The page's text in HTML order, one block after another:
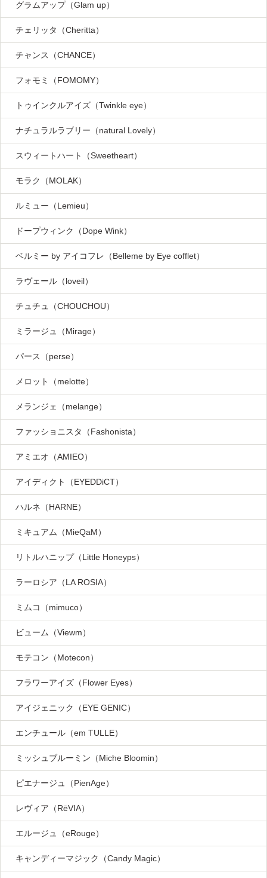
グラムアップ（Glam up）
チェリッタ（Cheritta）
チャンス（CHANCE）
フォモミ（FOMOMY）
トゥインクルアイズ（Twinkle eye）
ナチュラルラブリー（natural Lovely）
スウィートハート（Sweetheart）
モラク（MOLAK）
ルミュー（Lemieu）
ドープウィンク（Dope Wink）
ベルミー by アイコフレ（Belleme by Eye cofflet）
ラヴェール（loveil）
チュチュ（CHOUCHOU）
ミラージュ（Mirage）
パース（perse）
メロット（melotte）
メランジェ（melange）
ファッショニスタ（Fashonista）
アミエオ（AMIEO）
アイディクト（EYEDDiCT）
ハルネ（HARNE）
ミキュアム（MieQaM）
リトルハニップ（Little Honeyps）
ラーロシア（LA ROSIA）
ミムコ（mimuco）
ビューム（Viewm）
モテコン（Motecon）
フラワーアイズ（Flower Eyes）
アイジェニック（EYE GENIC）
エンチュール（em TULLE）
ミッシュブルーミン（Miche Bloomin）
ピエナージュ（PienAge）
レヴィア（RēVIA）
エルージュ（eRouge）
キャンディーマジック（Candy Magic）